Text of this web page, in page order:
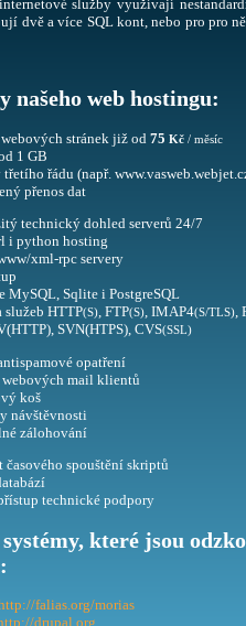
služby využívají
dvě a více SQL kont, nebo pro pro
našeho web hostingu:
stránek již od 75 Kč / měsíc
1 GB
třetího řádu (např.
přenos dat
technický dohled serverů 24/7
i python hosting
xml-rpc servery
MySQL, Sqlite i PostgreSQL
služeb HTTP(S), FTP(S), IMAP4(S/TLS),
SVN(HTPS), CVS(SSL)
opatření
mail klientů
koš
návštěvnosti
zálohování
časového spouštění skriptů
technické podpory
které jsou
falias.org/morias
drupal.org